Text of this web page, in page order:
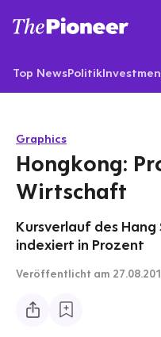
Top NewsPolitik
Graphics
Hongkong:
Wirtschaft
Kursverlauf des
indexiert in Prozent
Veröffentlicht am